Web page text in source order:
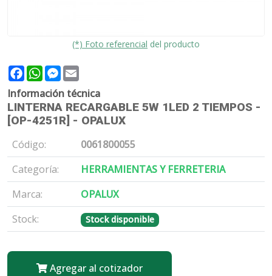
(*) Foto referencial del producto
Facebook
WhatsAppMessenger
Información técnica
LINTERNA RECARGABLE 5W 1LED 2 TIEMPOS -
[OP-4251R] - OPALUX
Código:
0061800055
Categoría:
HERRAMIENTAS Y FERRETERIA
Marca:
OPALUX
Stock:
Stock disponible
Agregar al cotizador